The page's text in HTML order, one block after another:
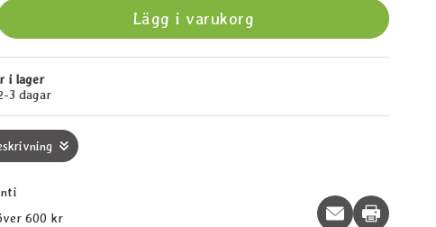
Lägg i varukorg
i lager
3 dagar
600 kr Print this